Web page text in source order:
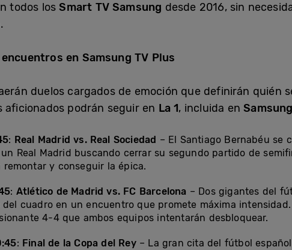
todos losSmart TV Samsung desde 2016, sin
en Samsung TV Plus
duelos cargados de emoción que definirán quién
aficionados podrán seguir en La 1, incluida en
: Real Madrid vs. Real Sociedad – El Santiago Bernabéu se
Real Madrid buscando cerrar su segundo partido de
remontar y conseguir la épica.
: Atlético de Madrid vs. FC Barcelona – Dos gigantes del
cuadro en un encuentro que promete máxima
4-4 que ambos equipos intentarán desbloquear.
: Final de la Copa del Rey– La gran cita del fútbol